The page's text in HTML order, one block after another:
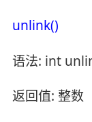
unlink()
语法: int
返回值: 整数